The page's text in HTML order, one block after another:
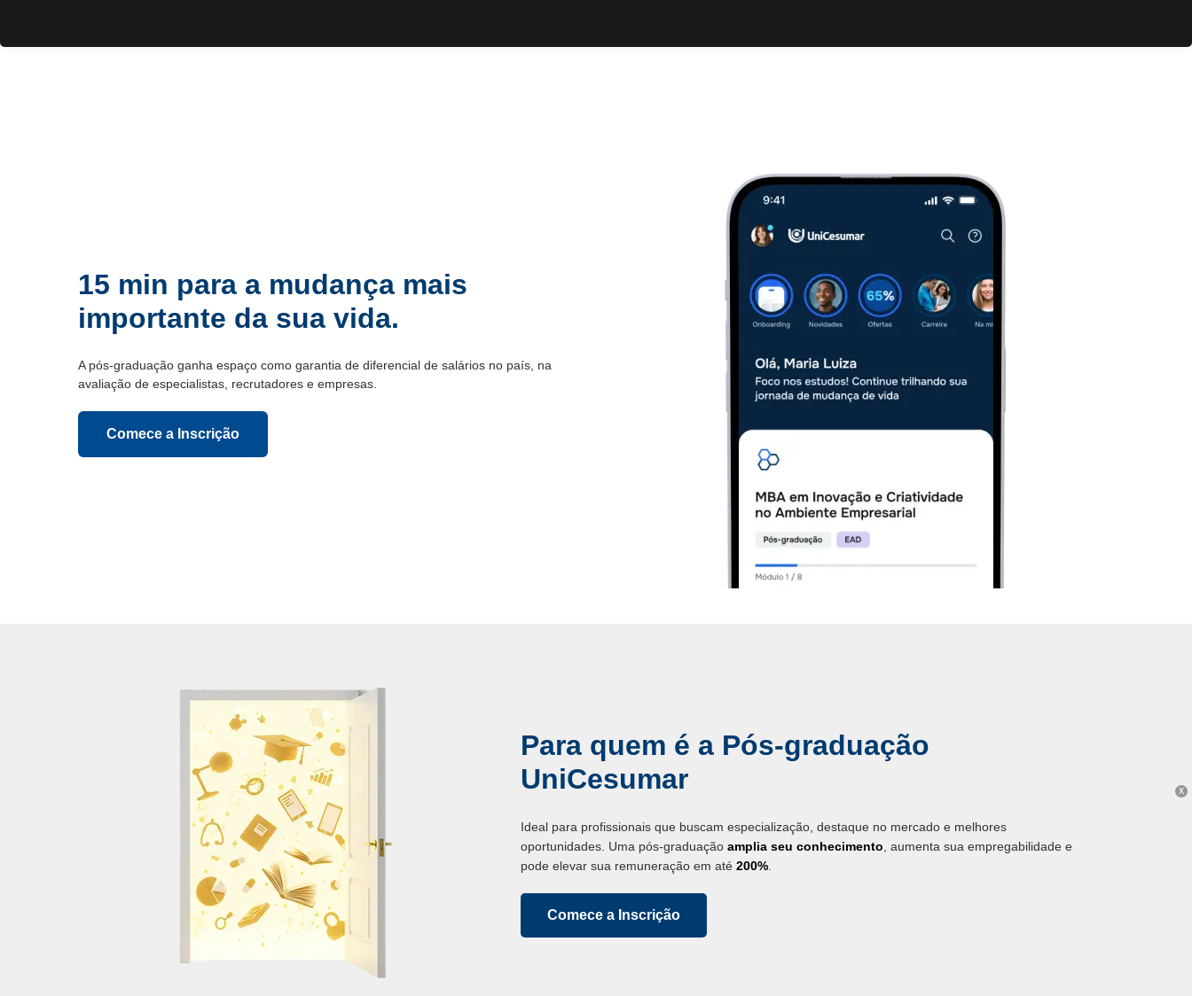
15 min para a mudança mais
importante da sua vida.
A pós-graduação ganha espaço como garantia de diferencial de salários no país, na
avaliação de especialistas, recrutadores e empresas.
Comece a Inscrição
Para quem é a Pós-graduação
UniCesumar
Ideal para profissionais que buscam especialização, destaque no mercado e melhores
oportunidades. Uma pós-graduaçãoamplia seu conhecimento , aumenta sua empregabilidade e
pode elevar sua remuneração em até200%
Comece a Inscrição
X